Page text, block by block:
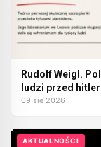
Rudolf Weigl.
ludzi przed
09 sie 2026
AKTUALNOŚCI